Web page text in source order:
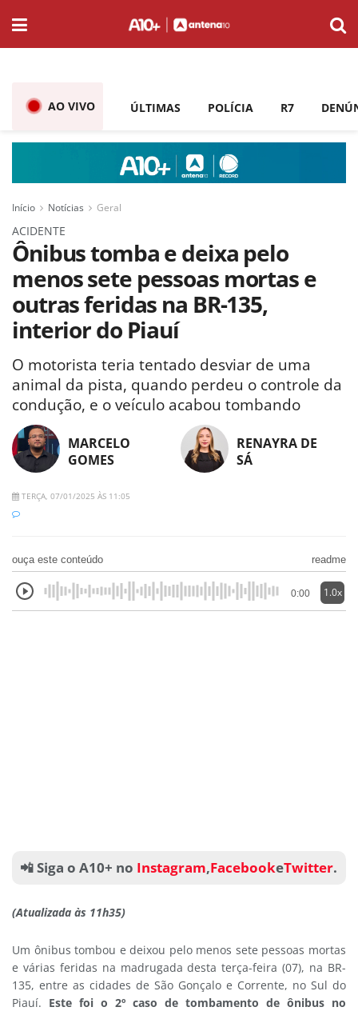
AO VIVO ÚLTIMAS POLÍCIA R7
Início Notícias Geral
ACIDENTE
Ônibus tomba e deixa pelo
menos sete pessoas mortas e
outras feridas na BR-135,
interior do Piauí
O motorista teria tentado desviar de uma
animal da pista, quando perdeu o controle da
condução, e o veículo acabou tombando
MARCELO
GOMES
RENAYRA DE
SÁ
TERÇA, 07/01/2025 ÀS 11:05
ouça este conteúdo readme
0:00 1.0x
📲 Siga o A10+ no Instagram,FacebookeTwitter.
(Atualizada às 11h35)
Um ônibus tombou e deixou pelo menos sete pessoas mortas
e várias feridas na madrugada desta terça-feira (07), na BR-
135, entre as cidades de São Gonçalo e Corrente, no Sul do
Piauí. Este foi o 2º caso de tombamento de ônibus no